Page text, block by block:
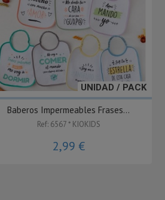
UNIDAD / PACK
Baberos Impermeables Frases...
Ref: 6567 * KIOKIDS
2,99 €